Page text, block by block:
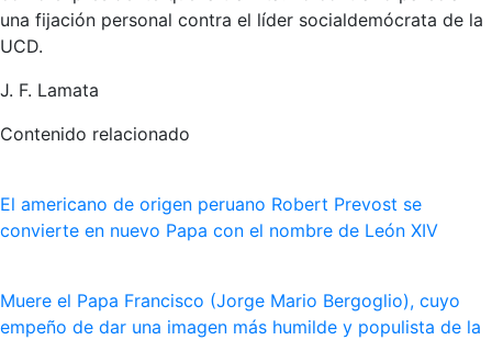
una fijación personal contra el líder socialdemócrata de la
UCD.
J. F. Lamata
Contenido relacionado
El americano de origen peruano Robert Prevost se
convierte en nuevo Papa con el nombre de León XIV
Muere el Papa Francisco (Jorge Mario Bergoglio), cuyo
empeño de dar una imagen más humilde y populista de la